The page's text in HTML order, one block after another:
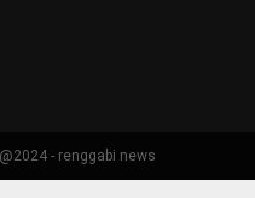
@2024 - renggabi news